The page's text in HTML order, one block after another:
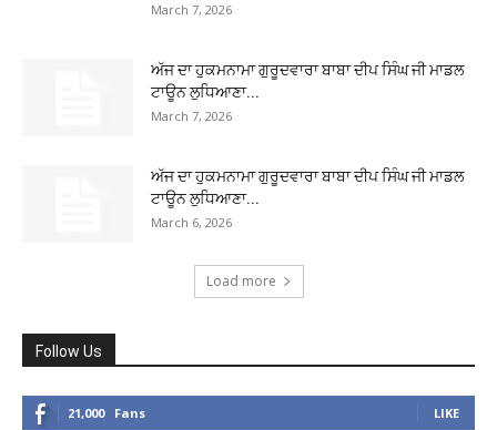
March 7, 2026
ਅੱਜ ਦਾ ਹੁਕਮਨਾਮਾ ਗੁਰੂਦਵਾਰਾ ਬਾਬਾ ਦੀਪ ਸਿੰਘ ਜੀ ਮਾਡਲ
ਟਾਊਨ ਲੁਧਿਆਣਾ...
March 7, 2026
ਅੱਜ ਦਾ ਹੁਕਮਨਾਮਾ ਗੁਰੂਦਵਾਰਾ ਬਾਬਾ ਦੀਪ ਸਿੰਘ ਜੀ ਮਾਡਲ
ਟਾਊਨ ਲੁਧਿਆਣਾ...
March 6, 2026
Load more
Follow Us
21,000 Fans LIKE